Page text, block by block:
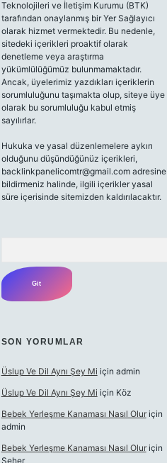
Teknolojileri ve İletişim Kurumu (BTK)
tarafından onaylanmış bir Yer Sağlayıcı
olarak hizmet vermektedir. Bu nedenle,
sitedeki içerikleri proaktif olarak
denetleme veya araştırma
yükümlülüğümüz bulunmamaktadır.
Ancak, üyelerimiz yazdıkları içeriklerin
sorumluluğunu taşımakta olup, siteye üye
olarak bu sorumluluğu kabul etmiş
sayılırlar.
Hukuka ve yasal düzenlemelere aykırı
olduğunu düşündüğünüz içerikleri,
backlinkpanelicomtr@gmail.comadresine
bildirmeniz halinde, ilgili içerikler yasal
süre içerisinde sitemizden kaldırılacaktır.
SON YORUMLAR
Üslup Ve Dil Aynı Şey Mi için admin
Üslup Ve Dil Aynı Şey Mi için Köz
Bebek Yerleşme Kanaması Nasıl Oluriçin
admin
Bebek Yerleşme Kanaması Nasıl Oluriçin
Seher